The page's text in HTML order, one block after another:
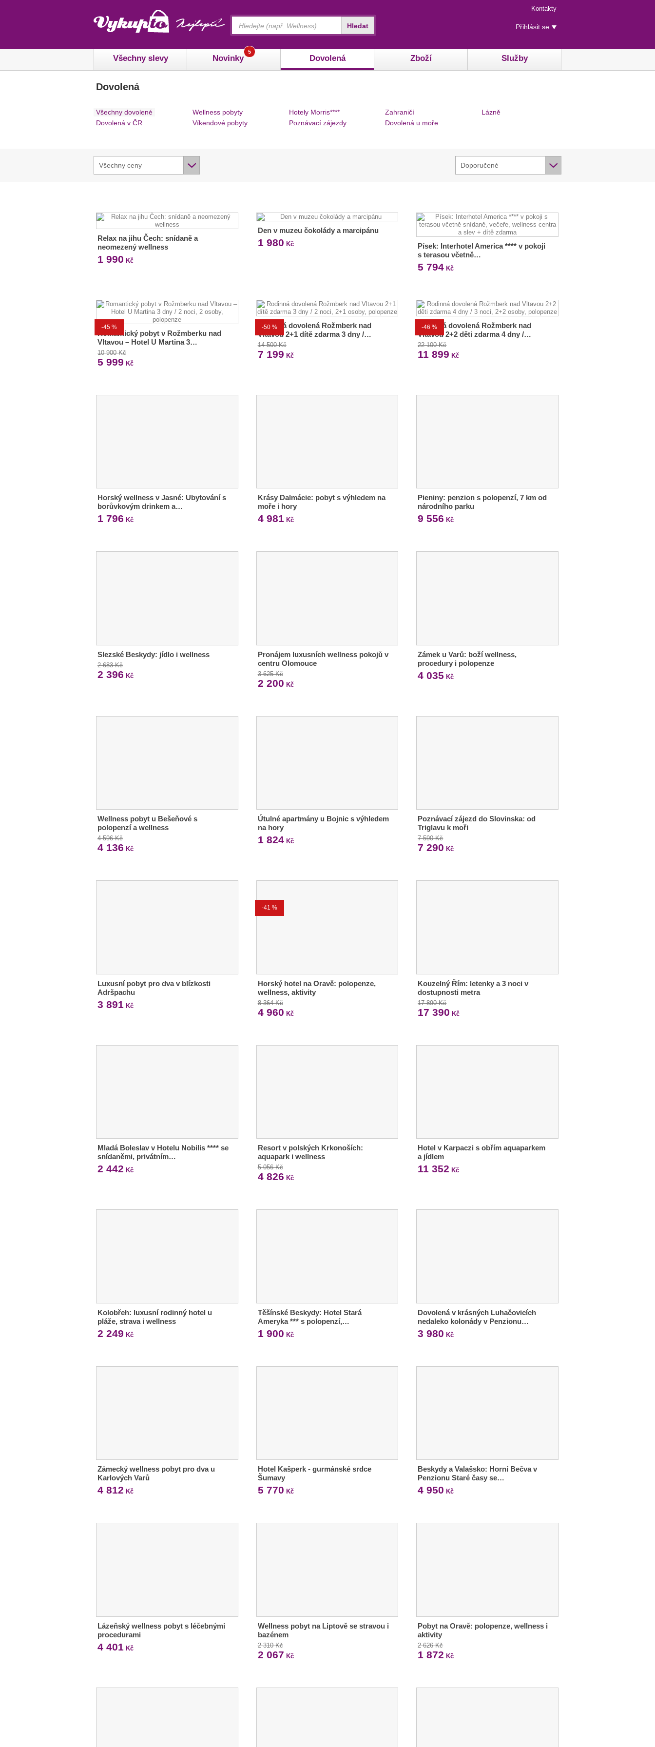
Menu
rychlého
přístupu
Kontakty
Uživatelské
menu
Přihlásit se
Všechny slevy Novinky
5
Dovolená Zboží Služby
Hledat
Dovolená
Všechny dovolené
Dovolená v ČR
Wellness pobyty
Víkendové pobyty
Hotely Morris****
Poznávací zájezdy
Zahraničí
Dovolená u moře
Lázně
Všechny ceny Doporučené
Relax na jihu Čech: snídaně a
neomezený wellness
1 990 Kč
Den v muzeu čokolády a marcipánu
1 980 Kč
Písek: Interhotel America **** v pokoji
s terasou včetně…
5 794 Kč
-45 %
Romantický pobyt v Rožmberku nad
Vltavou – Hotel U Martina 3…
10 900 Kč
5 999 Kč
-50 %
Rodinná dovolená Rožmberk nad
Vltavou 2+1 dítě zdarma 3 dny /…
14 500 Kč
7 199 Kč
-46 %
Rodinná dovolená Rožmberk nad
Vltavou 2+2 děti zdarma 4 dny /…
22 100 Kč
11 899 Kč
Horský wellness v Jasné: Ubytování s
borůvkovým drinkem a…
1 796 Kč
Krásy Dalmácie: pobyt s výhledem na
moře i hory
4 981 Kč
Pieniny: penzion s polopenzí, 7 km od
národního parku
9 556 Kč
Slezské Beskydy: jídlo i wellness
2 683 Kč
2 396 Kč
Pronájem luxusních wellness pokojů v
centru Olomouce
3 625 Kč
2 200 Kč
Zámek u Varů: boží wellness,
procedury i polopenze
4 035 Kč
Wellness pobyt u Bešeňové s
polopenzí a wellness
4 596 Kč
4 136 Kč
Útulné apartmány u Bojnic s výhledem
na hory
1 824Kč
Poznávací zájezd do Slovinska: od
Triglavu k moři
7 590 Kč
7 290 Kč
Luxusní pobyt pro dva v blízkosti
Adršpachu
3 891 Kč
-41 %
Horský hotel na Oravě: polopenze,
wellness, aktivity
8 364 Kč
4 960 Kč
Kouzelný Řím: letenky a 3 noci v
dostupnosti metra
17 890 Kč
17 390 Kč
Mladá Boleslav v Hotelu Nobilis **** se
snídaněmi, privátním…
2 442 Kč
Resort v polských Krkonoších:
aquapark i wellness
5 056 Kč
4 826 Kč
Hotel v Karpaczi s obřím aquaparkem
a jídlem
11 352 Kč
Kolobřeh: luxusní rodinný hotel u
pláže, strava i wellness
2 249 Kč
Těšínské Beskydy: Hotel Stará
Ameryka *** s polopenzí,…
1 900 Kč
Dovolená v krásných Luhačovicích
nedaleko kolonády v Penzionu…
3 980 Kč
Zámecký wellness pobyt pro dva u
Karlových Varů
4 812 Kč
Hotel Kašperk - gurmánské srdce
Šumavy
5 770 Kč
Beskydy a Valašsko: Horní Bečva v
Penzionu Staré časy se…
4 950 Kč
Lázeňský wellness pobyt s léčebnými
procedurami
4 401 Kč
Wellness pobyt na Liptově se stravou i
bazénem
2 310 Kč
2 067 Kč
Pobyt na Oravě: polopenze, wellness i
aktivity
2 626 Kč
1 872 Kč